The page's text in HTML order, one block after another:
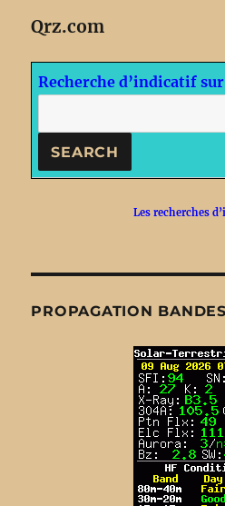
Qrz.com
Recherche d’indicatif sur
Les recherches
PROPAGATION